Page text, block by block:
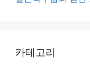
카테고리